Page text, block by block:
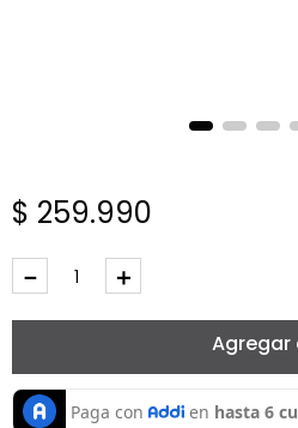
$ 259.990
＋
－
Agregar